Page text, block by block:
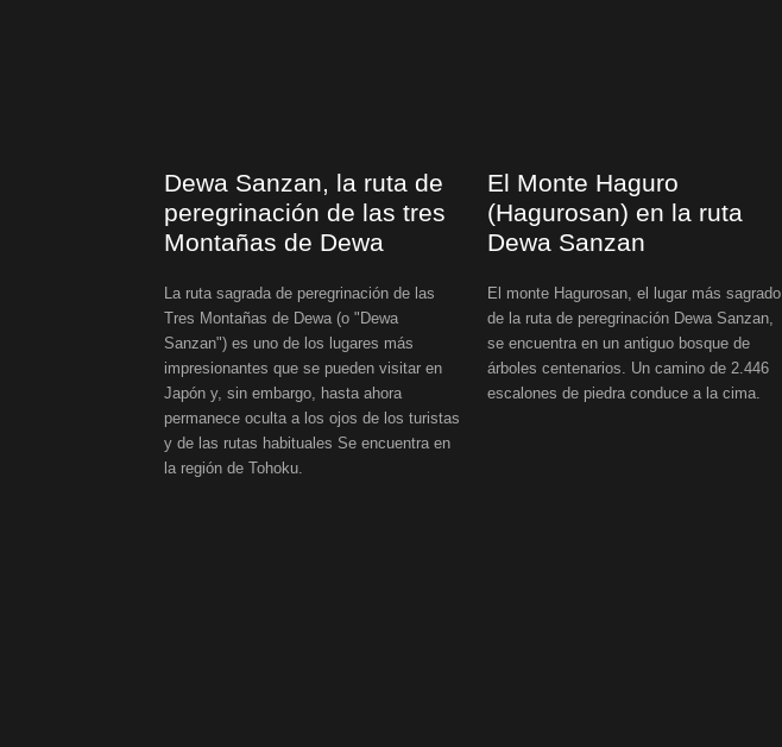
Dewa Sanzan, la ruta de
peregrinación de las tres
Montañas de Dewa
La ruta sagrada de peregrinación de las
Tres Montañas de Dewa (o "Dewa
Sanzan") es uno de los lugares más
impresionantes que se pueden visitar en
Japón y, sin embargo, hasta ahora
permanece oculta a los ojos de los turistas
y de las rutas habituales Se encuentra en
la región de Tohoku.
El Monte Haguro
(Hagurosan) en la ruta
Dewa Sanzan
El monte Hagurosan, el lugar más sagrado
de la ruta de peregrinación Dewa Sanzan,
se encuentra en un antiguo bosque de
árboles centenarios. Un camino de 2.446
escalones de piedra conduce a la cima.